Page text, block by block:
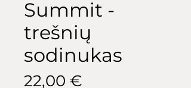
Summit -
trešnių
sodinukas
22,00 €